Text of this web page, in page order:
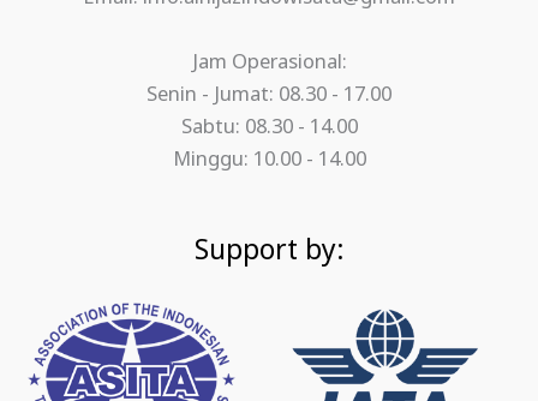
Jam Operasional:
Senin - Jumat: 08.30 - 17.00
Sabtu: 08.30 - 14.00
Minggu: 10.00 - 14.00
Support by: